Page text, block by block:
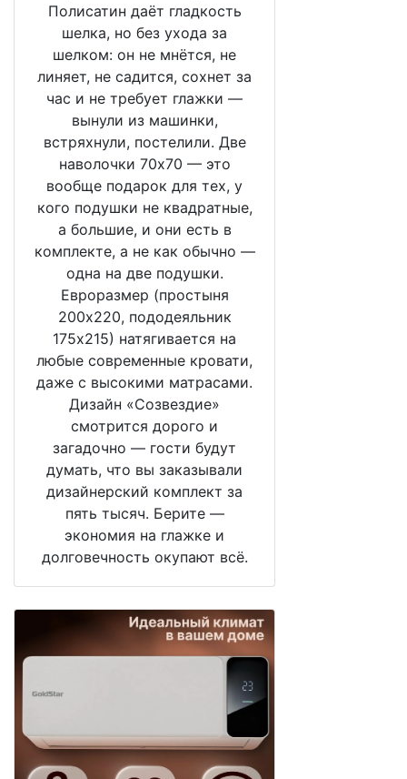
Полисатин даёт гладкость
шелка, но без ухода за
шелком: он не мнётся, не
линяет, не садится, сохнет за
час и не требует глажки —
вынули из машинки,
встряхнули, постелили. Две
наволочки 70х70 — это
вообще подарок для тех, у
кого подушки не квадратные,
а большие, и они есть в
комплекте, а не как обычно —
одна на две подушки.
Евроразмер (простыня
200х220, пододеяльник
175х215) натягивается на
любые современные кровати,
даже с высокими матрасами.
Дизайн «Созвездие»
смотрится дорого и
загадочно — гости будут
думать, что вы заказывали
дизайнерский комплект за
пять тысяч. Берите —
экономия на глажке и
долговечность окупают всё.